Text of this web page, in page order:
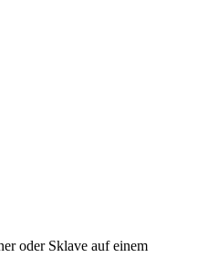
oder Sklave auf einem